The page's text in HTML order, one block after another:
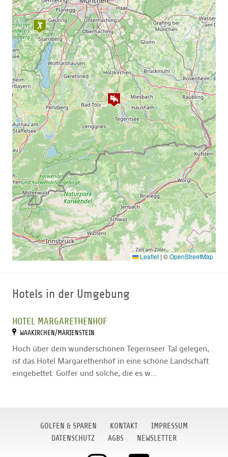
Leaflet | ©OpenStreetMap
Hotels in der Umgebung
HOTEL MARGARETHENHOF
WAAKIRCHEN/MARIENSTEIN
Hoch über dem wunderschönen Tegernseer Tal gelegen,
ist das Hotel Margarethenhof in eine schöne Landschaft
eingebettet. Golfer und solche, die es w...
GOLFEN & SPAREN KONTAKT
IMPRESSUM
DATENSCHUTZ
AGBS NEWSLETTER